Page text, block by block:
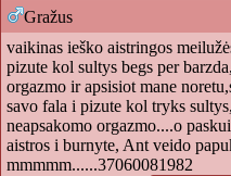
Gražus
vaikinas ieško aistringos
pizute kol sultys begs per
orgazmo ir apsisiot mane
savo fala i pizute kol tryks
neapsakomo orgazmo....o
aistros i burnyte, Ant veido
mmmmm......37060081982